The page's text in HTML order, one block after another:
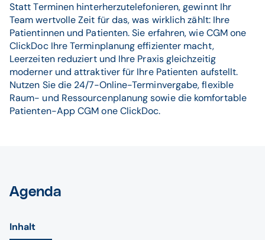
Statt Terminen hinterherzutelefonieren, gewinnt Ihr
Team wertvolle Zeit für das, was wirklich zählt: Ihre
Patientinnen und Patienten. Sie erfahren, wie CGM one
ClickDoc Ihre Terminplanung effizienter macht,
Leerzeiten reduziert und Ihre Praxis gleichzeitig
moderner und attraktiver für Ihre Patienten aufstellt.
Nutzen Sie die 24/7-Online-Terminvergabe, flexible
Raum- und Ressourcenplanung sowie die komfortable
Patienten-App CGM one ClickDoc.
Agenda
Inhalt